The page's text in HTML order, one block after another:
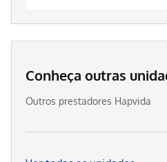
Conheça outras
Outros prestadores Hapvida